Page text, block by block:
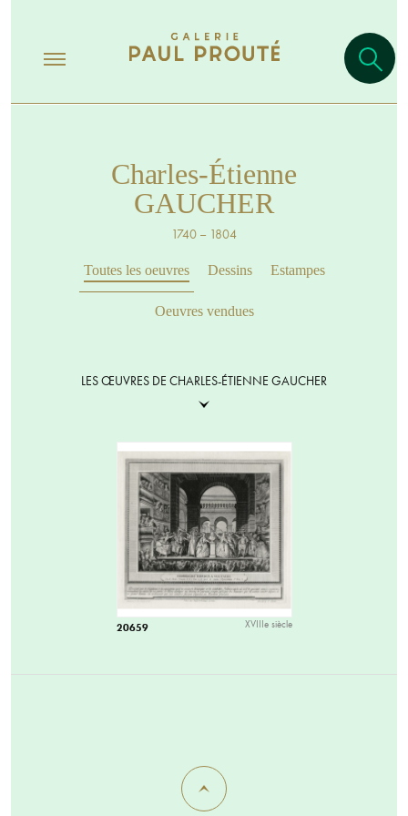
Charles-Étienne
GAUCHER
1740 – 1804
Toutes les oeuvres Dessins Estampes
Oeuvres vendues
LES ŒUVRES DE CHARLES-ÉTIENNE GAUCHER
20659 XVIIIe siècle